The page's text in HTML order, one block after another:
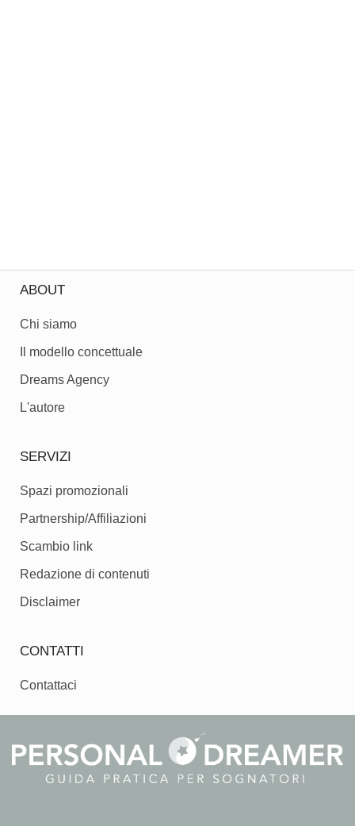
ABOUT
Chi siamo
Il modello concettuale
Dreams Agency
L'autore
SERVIZI
Spazi promozionali
Partnership/Affiliazioni
Scambio link
Redazione di contenuti
Disclaimer
CONTATTI
Contattaci